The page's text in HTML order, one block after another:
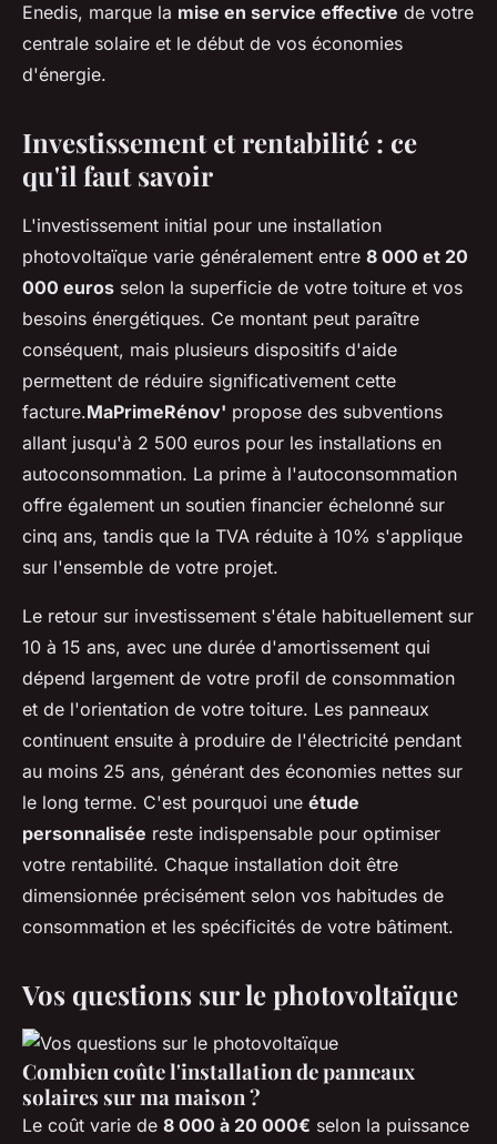
Enedis, marque la mise en service effective de votre
centrale solaire et le début de vos économies
d'énergie.
Investissement et rentabilité : ce
qu'il faut savoir
L'investissement initial pour une installation
photovoltaïque varie généralement entre 8 000 et 20
000 euros selon la superficie de votre toiture et vos
besoins énergétiques. Ce montant peut paraître
conséquent, mais plusieurs dispositifs d'aide
permettent de réduire significativement cette
facture.MaPrimeRénov' propose des subventions
allant jusqu'à 2 500 euros pour les installations en
autoconsommation. La prime à l'autoconsommation
offre également un soutien financier échelonné sur
cinq ans, tandis que la TVA réduite à 10% s'applique
sur l'ensemble de votre projet.
Le retour sur investissement s'étale habituellement sur
10 à 15 ans, avec une durée d'amortissement qui
dépend largement de votre profil de consommation
et de l'orientation de votre toiture. Les panneaux
continuent ensuite à produire de l'électricité pendant
au moins 25 ans, générant des économies nettes sur
le long terme. C'est pourquoi une étude
personnalisée reste indispensable pour optimiser
votre rentabilité. Chaque installation doit être
dimensionnée précisément selon vos habitudes de
consommation et les spécificités de votre bâtiment.
Vos questions sur le photovoltaïque
Combien coûte l'installation de panneaux
solaires sur ma maison ?
Le coût varie de 8 000 à 20 000€ selon la puissance